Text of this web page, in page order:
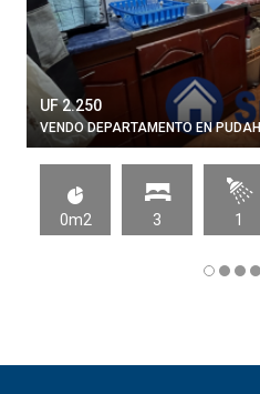
UF 2.250
VENDO DEPARTAMENTO EN
0m2 3 1